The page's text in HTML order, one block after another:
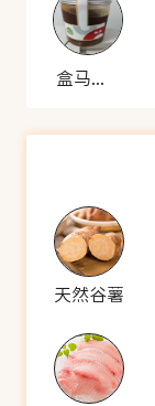
盒马工坊 捞汁鲍鱼
天然谷薯